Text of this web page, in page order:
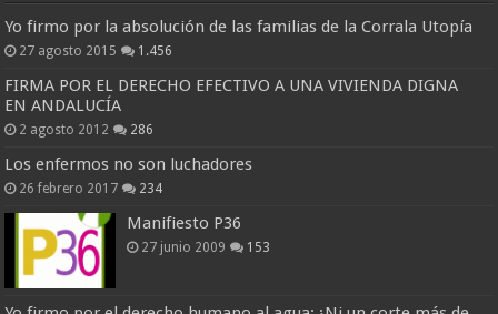
Yo firmo por la absolución de las familias de la Corrala Utopía
27 agosto 2015 1.456
FIRMA POR EL DERECHO EFECTIVO A UNA VIVIENDA DIGNA
EN ANDALUCÍA
2 agosto 2012 286
Los enfermos no son luchadores
26 febrero 2017 234
Manifiesto P36
27 junio 2009 153